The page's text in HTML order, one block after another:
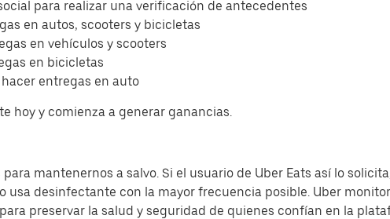
para realizar una verificación de antecedentes
en autos, scooters y bicicletas
en vehículos y scooters
en bicicletas
entregas en auto
hoy y comienza a generar ganancias.
mantenernos a salvo. Si el usuario de Uber Eats así lo
usa desinfectante con la mayor frecuencia posible. Uber
preservar la salud y seguridad de quienes confían en la